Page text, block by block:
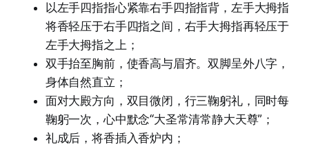
以左手四指指心紧靠右手四指指背，左手大拇指
将香轻压于右手四指之间，右手大拇指再轻压于
左手大拇指之上；
双手抬至胸前，使香高与眉齐。双脚呈外八字，
身体自然直立；
面对大殿方向，双目微闭，行三鞠躬礼，同时每
鞠躬一次，心中默念“大圣常清常静大天尊”；
礼成后，将香插入香炉内；